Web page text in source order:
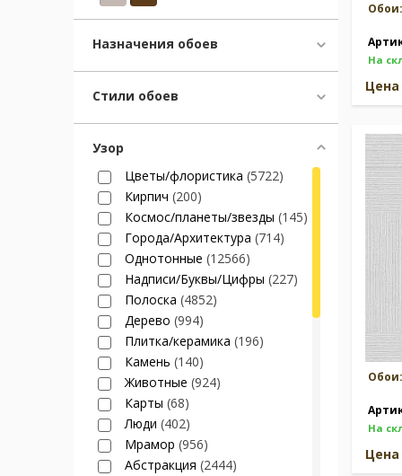
Назначения обоев
Стили обоев
Узор
Цветы/флористика (5722)
Кирпич (200)
Космос/планеты/звезды (145)
Города/Архитектура (714)
Однотонные (12566)
Надписи/Буквы/Цифры (227)
Полоска (4852)
Дерево (994)
Плитка/керамика (196)
Камень (140)
Животные (924)
Карты (68)
Люди (402)
Мрамор (956)
Абстракция (2444)
Обои:
На
Цена
Обои:
На
Цена